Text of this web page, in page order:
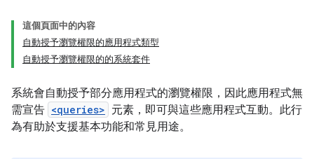
這個頁面中的內容
自動授予瀏覽權限的應用程式類型
自動授予瀏覽權限的的系統套件
系統會自動授予部分應用程式的瀏覽權限，因此應用程式無
需宣告 <queries> 元素，即可與這些應用程式互動。此行
為有助於支援基本功能和常見用途。